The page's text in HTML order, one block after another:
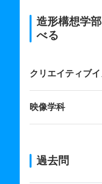
造形構想学
べる
クリエイティブ
映像学科
過去問